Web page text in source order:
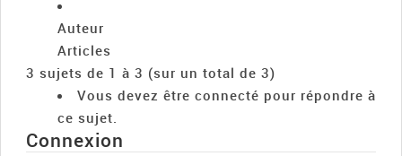
Auteur
Articles
3 sujets de 1 à 3 (sur un total de 3)
Vous devez être connecté pour répondre à
ce sujet.
Connexion